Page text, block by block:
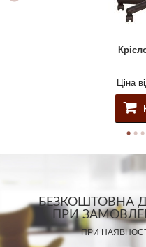
Ціна
БЕЗКОШТОВНА
ПРИ
ПРИ